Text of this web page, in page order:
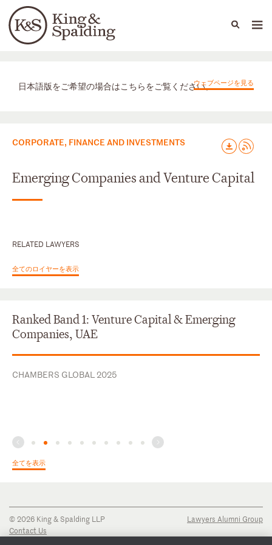
Languages
People Capabilities
取扱業務
日本語版をご希望の場合はこちらをご覧ください。ウェブページを見る
CORPORATE, FINANCE AND INVESTMENTS
Emerging Companies and Venture Capital
RELATED LAWYERS
全てのロイヤーを表示
Ranked Band 1: Venture Capital & Emerging
Companies, UAE
CHAMBERS GLOBAL 2025
全てを表示
© 2026 King & Spalding LLP
Contact Us
Lawyers Alumni Group